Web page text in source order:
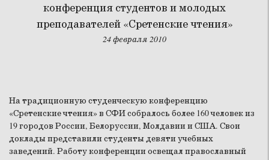
конференция студентов и молодых
преподавателей «Сретенские чтения»
24 февраля 2010
На традиционную студенческую конференцию
«Сретенские чтения» в СФИ собралось более 160 человек из
19 городов России, Белоруссии, Молдавии и США. Свои
доклады представили студенты девяти учебных
заведений. Работу конференции освещал православный